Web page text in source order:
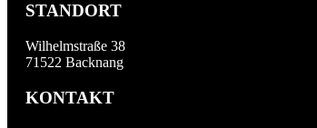
STANDORT
Wilhelmstraße 38
71522 Backnang
KONTAKT